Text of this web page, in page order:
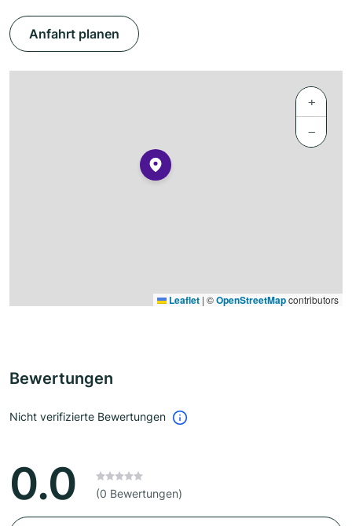
Anfahrt planen
+
−
Leaflet | ©OpenStreetMapcontributors
Bewertungen
Nicht verifizierte Bewertungen
0.0 (0 Bewertungen)